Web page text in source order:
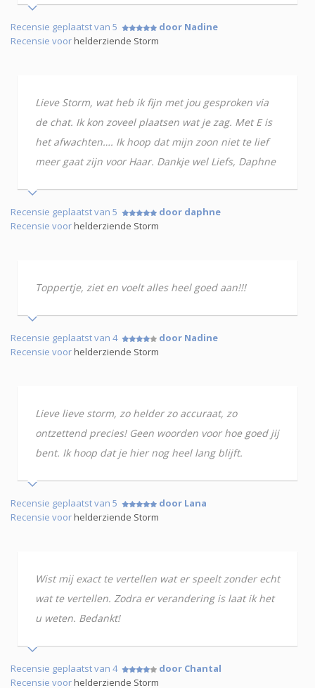
Recensie geplaatst van 5
door Nadine
Recensie voorhelderziende Storm
Lieve Storm, wat heb ik fijn met jou gesproken via
de chat. Ik kon zoveel plaatsen wat je zag. Met E is
het afwachten…. Ik hoop dat mijn zoon niet te lief
meer gaat zijn voor Haar. Dankje wel Liefs, Daphne
Recensie geplaatst van 5
door daphne
Recensie voorhelderziende Storm
Toppertje, ziet en voelt alles heel goed aan!!!
Recensie geplaatst van 4
door Nadine
Recensie voorhelderziende Storm
Lieve lieve storm, zo helder zo accuraat, zo
ontzettend precies! Geen woorden voor hoe goed jij
bent. Ik hoop dat je hier nog heel lang blijft.
Recensie geplaatst van 5
door Lana
Recensie voorhelderziende Storm
Wist mij exact te vertellen wat er speelt zonder echt
wat te vertellen. Zodra er verandering is laat ik het
u weten. Bedankt!
Recensie geplaatst van 4
door Chantal
Recensie voorhelderziende Storm